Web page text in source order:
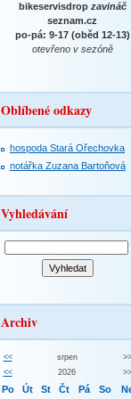
bikeservisdrop zavináč
seznam.cz
po-pá: 9-17 (oběd 12-13)
otevřeno v sezóně
Oblíbené odkazy
hospoda Stará Ořechovka
notářka Zuzana Bartoňová
Vyhledávání
Archiv
<< srpen
>>
<<
2026 >>
Po Út St Čt Pá So